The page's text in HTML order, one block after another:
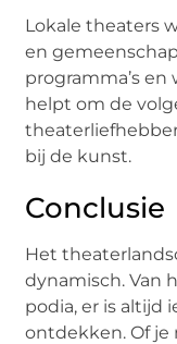
Lokale theaters
en
programma’s
helpt om de
bij de kunst.
Conclusie
Het
dynamisch. Van
podia, er is altijd
ontdekken. Of